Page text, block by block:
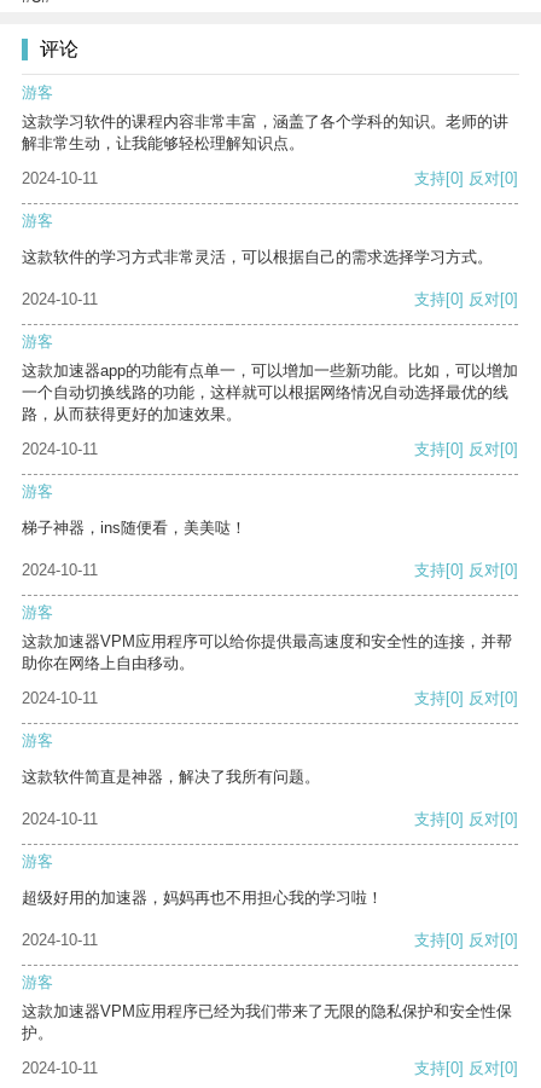
评论
游客
这款学习软件的课程内容非常丰富，涵盖了各个学科的知识。老师的讲
解非常生动，让我能够轻松理解知识点。
2024-10-11
支持[0] 反对[0]
游客
这款软件的学习方式非常灵活，可以根据自己的需求选择学习方式。
2024-10-11 支持[0] 反对[0]
游客
这款加速器app的功能有点单一，可以增加一些新功能。比如，可以增加
一个自动切换线路的功能，这样就可以根据网络情况自动选择最优的线
路，从而获得更好的加速效果。
2024-10-11
支持[0] 反对[0]
游客
梯子神器，ins随便看，美美哒！
2024-10-11 支持[0] 反对[0]
游客
这款加速器VPM应用程序可以给你提供最高速度和安全性的连接，并帮
助你在网络上自由移动。
2024-10-11
支持[0] 反对[0]
游客
这款软件简直是神器，解决了我所有问题。
2024-10-11 支持[0] 反对[0]
游客
超级好用的加速器，妈妈再也不用担心我的学习啦！
2024-10-11 支持[0] 反对[0]
游客
这款加速器VPM应用程序已经为我们带来了无限的隐私保护和安全性保
护。
2024-10-11
支持[0] 反对[0]